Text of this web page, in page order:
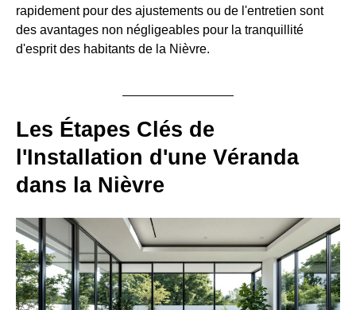
rapidement pour des ajustements ou de l'entretien sont
des avantages non négligeables pour la tranquillité
d'esprit des habitants de la Nièvre.
Les Étapes Clés de
l'Installation d'une Véranda
dans la Nièvre